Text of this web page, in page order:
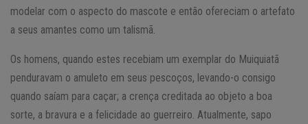
modelar com o aspecto do mascote e então ofereciam o artefato
a seus amantes como um talismã.
Os homens, quando estes recebiam um exemplar do Muiquiatã
penduravam o amuleto em seus pescoços, levando-o consigo
quando saíam para caçar; a crença creditada ao objeto a boa
sorte, a bravura e a felicidade ao guerreiro. Atualmente, sapo